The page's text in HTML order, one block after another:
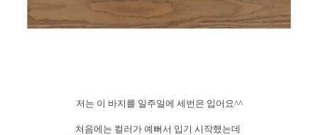
저는 이 바지를 일주일에 세번은 입어요^^
처음에는 컬러가 예뻐서 입기 시작했는데